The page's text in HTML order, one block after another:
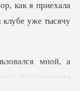
как я приехала
лся мной, а